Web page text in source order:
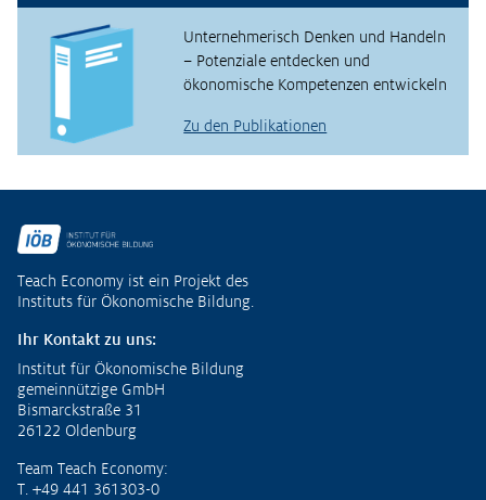
Unternehmerisch Denken und Handeln
– Potenziale entdecken und
ökonomische Kompetenzen entwickeln
Zu den Publikationen
Teach Economy ist ein Projekt des
Instituts für Ökonomische Bildung.
Ihr Kontakt zu uns:
Institut für Ökonomische Bildung
gemeinnützige GmbH
Bismarckstraße 31
26122 Oldenburg
Team Teach Economy:
T. +49 441 361303-0